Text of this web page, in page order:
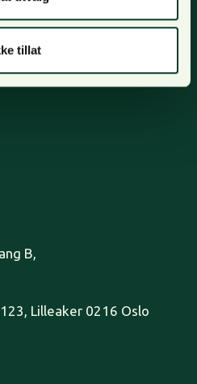
tillat
B,
Lilleaker 0216 Oslo